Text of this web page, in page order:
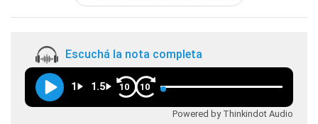
Escuchá la nota completa
1 1.5 10 10
Powered by Thinkindot Audio